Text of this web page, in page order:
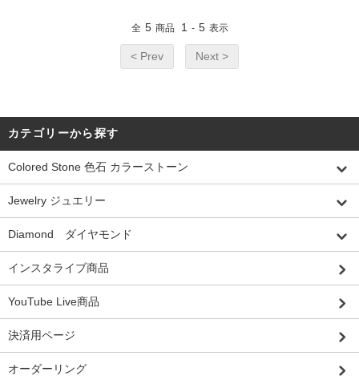
全 5 商品 1 - 5 表示
< Prev Next >
カテゴリーから探す
Colored Stone 色石 カラーストーン
Jewelry ジュエリー
Diamond ダイヤモンド
インスタライブ商品
YouTube Live商品
決済用ページ
オーダーリング